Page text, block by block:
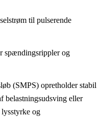
til pulserende
spændingsrippler og
(SMPS) opretholder stabil
belastningsudsving eller
og